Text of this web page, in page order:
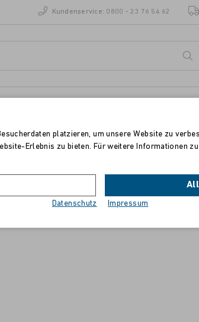
Kundenservice: 0800 - 23 76 54 62
Tinte magenta ca. 1.200 Seiten
platzieren, um unsere Website zu
Erlebnis zu bieten. Für weitere Informationen
Datenschutz Impressum